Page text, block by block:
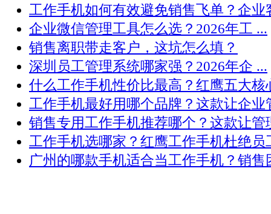
工作手机如何有效避免销售飞单？企业
企业微信管理工具怎么选？2026年工 ...
销售离职带走客户，这坑怎么填？
深圳员工管理系统哪家强？2026年企 ...
什么工作手机性价比最高？红鹰五大核
工作手机最好用哪个品牌？这款让企业
销售专用工作手机推荐哪个？这款让管
工作手机选哪家？红鹰工作手机杜绝员
广州的哪款手机适合当工作手机？销售